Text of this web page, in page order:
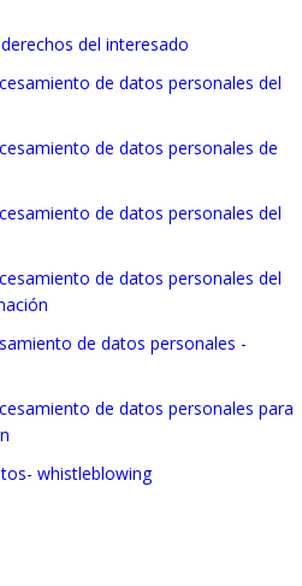
del interesado
de datos personales del
de datos personales de
de datos personales del
de datos personales del
de datos personales -
de datos personales para
whistleblowing